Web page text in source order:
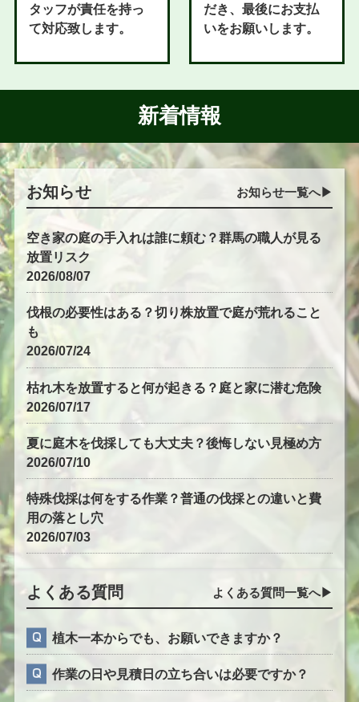
タッフが責任を持っ
て対応致します。
だき、最後にお支払
いをお願いします。
新着情報
お知らせ お知らせ一覧へ▶︎
空き家の庭の手入れは誰に頼む？群馬の職人が見る
放置リスク
2026/08/07
伐根の必要性はある？切り株放置で庭が荒れること
も
2026/07/24
枯れ木を放置すると何が起きる？庭と家に潜む危険
2026/07/17
夏に庭木を伐採しても大丈夫？後悔しない見極め方
2026/07/10
特殊伐採は何をする作業？普通の伐採との違いと費
用の落とし穴
2026/07/03
よくある質問 よくある質問一覧へ▶︎
植木一本からでも、お願いできますか？
作業の日や見積日の立ち合いは必要ですか？